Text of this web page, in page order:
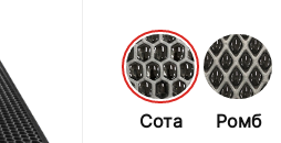
Сота Ромб